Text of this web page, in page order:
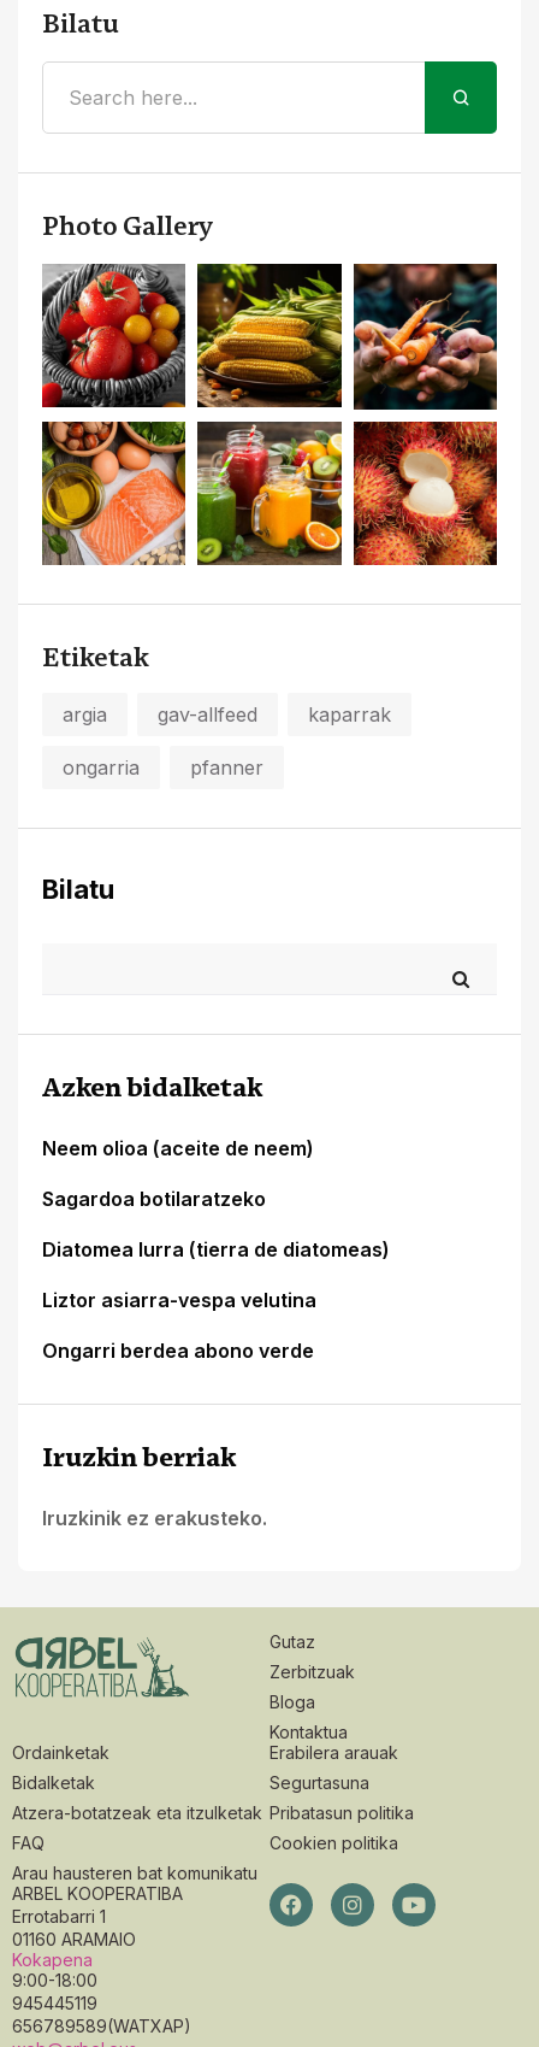
Bilatu
Photo Gallery
Etiketak
argia gav-allfeed kaparrak
ongarria pfanner
Bilatu
Azken bidalketak
Neem olioa (aceite de neem)
Sagardoa botilaratzeko
Diatomea lurra (tierra de diatomeas)
Liztor asiarra-vespa velutina
Ongarri berdea abono verde
Iruzkin berriak
Iruzkinik ez erakusteko.
Gutaz
Zerbitzuak
Bloga
Kontaktua
Ordainketak
Bidalketak
Atzera-botatzeak eta itzulketak
FAQ
Arau hausteren bat komunikatu
Erabilera arauak
Segurtasuna
Pribatasun politika
Cookien politika
ARBEL KOOPERATIBA
Errotabarri 1
01160 ARAMAIO
Kokapena
9:00-18:00
945445119
656789589(WATXAP)